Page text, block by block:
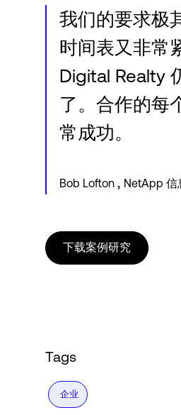
我们的要求极
时间表又非常
Digital Realty
了。合作的每
常成功。
Bob Lofton , NetApp 信
下载案例研究
Tags
企业